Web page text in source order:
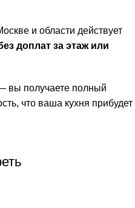
и области действует
доплат за этаж или
вы получаете полный
что ваша кухня прибудет